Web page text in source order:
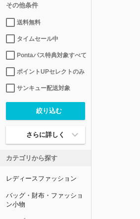
その他条件
送料無料
タイムセール中
Pontaパス特典対象すべて
ポイントUPセレクトのみ
サンキュー配送対象
さらに詳しく
カテゴリから探す
レディースファッション
バッグ・財布・ファッショ
ン小物